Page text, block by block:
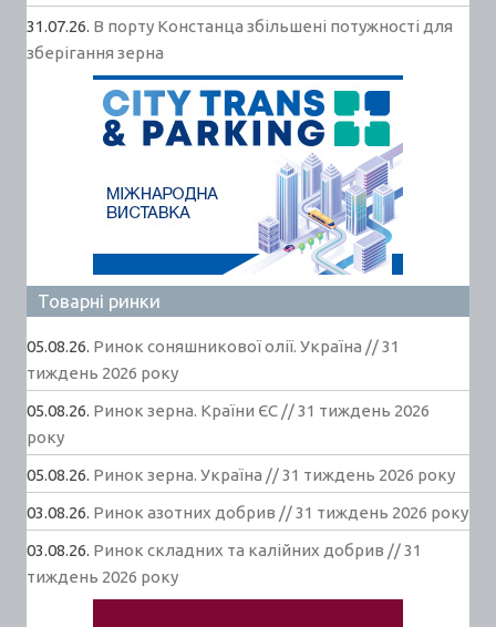
31.07.26. В порту Констанца збільшені потужності для
зберігання зерна
Товарні ринки
05.08.26. Ринок соняшникової олії. Україна // 31
тиждень 2026 року
05.08.26. Ринок зерна. Країни ЄС // 31 тиждень 2026
року
05.08.26. Ринок зерна. Україна // 31 тиждень 2026 року
03.08.26. Ринок азотних добрив // 31 тиждень 2026 року
03.08.26. Ринок складних та калійних добрив // 31
тиждень 2026 року